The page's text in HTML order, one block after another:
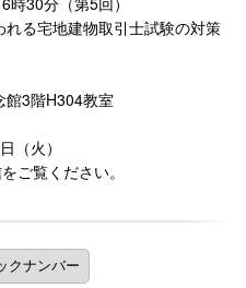
る宅地建物取引士試験の対策
館3階H304教室
（火）
ご覧ください。